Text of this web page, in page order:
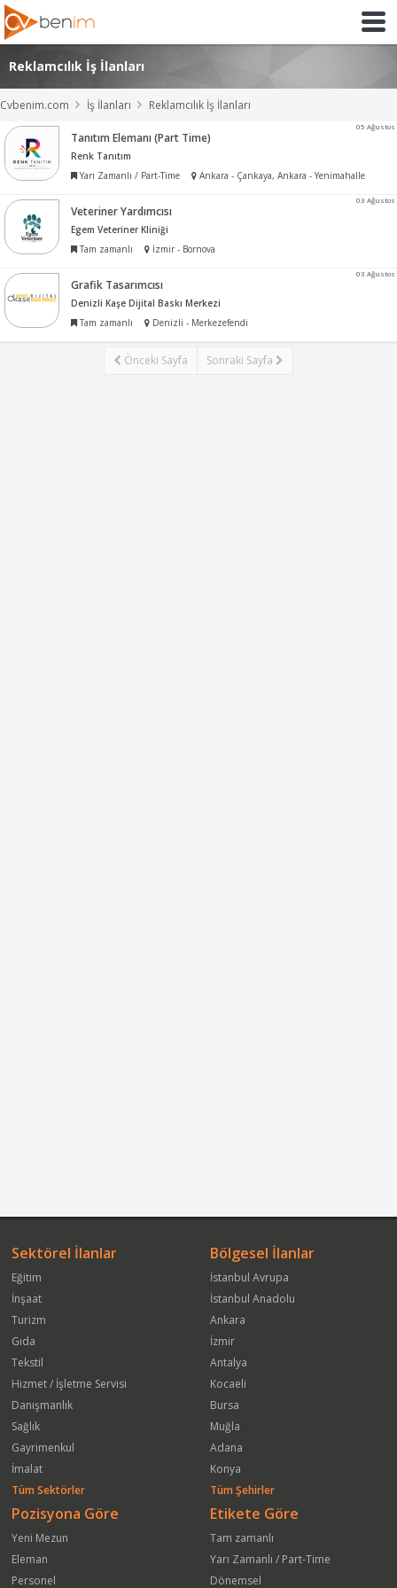
Reklamcılık İş İlanları
Cvbenim.com İş İlanları Reklamcılık İş İlanları
05 Ağustos
Tanıtım Elemanı (Part Time)
Renk Tanıtım
Yarı Zamanlı / Part-Time
Ankara - Çankaya, Ankara - Yenimahalle
03 Ağustos
Veteriner Yardımcısı
Egem Veteriner Kliniği
Tam zamanlı
İzmir - Bornova
03 Ağustos
Grafik Tasarımcısı
Denizli Kaşe Dijital Baskı Merkezi
Tam zamanlı
Denizli - Merkezefendi
Önceki Sayfa Sonraki Sayfa
Sektörel İlanlar
Eğitim
İnşaat
Turizm
Gıda
Tekstil
Hizmet / İşletme Servisi
Danışmanlık
Sağlık
Gayrimenkul
İmalat
Tüm Sektörler
Bölgesel İlanlar
İstanbul Avrupa
İstanbul Anadolu
Ankara
İzmir
Antalya
Kocaeli
Bursa
Muğla
Adana
Konya
Tüm Şehirler
Pozisyona Göre
Yeni Mezun
Eleman
Personel
Etikete Göre
Tam zamanlı
Yarı Zamanlı / Part-Time
Dönemsel